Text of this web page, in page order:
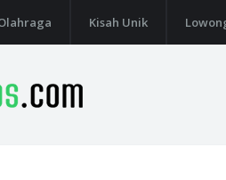
Kisah Unik